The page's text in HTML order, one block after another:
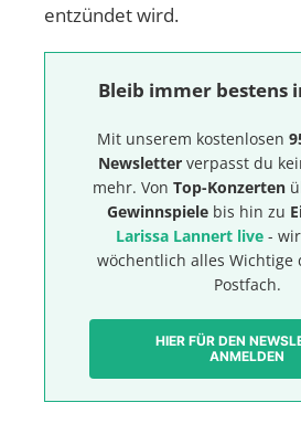
entzündet wird.
Bleib immer bestens
Mit unserem kostenlosen
Newsletterverpasst du
mehr. Von Top-Konzerten
Gewinnspiele bis hin zu
Larissa Lannert live-
wöchentlich alles Wichtige
Postfach.
HIER FÜR DEN
ANMELDEN